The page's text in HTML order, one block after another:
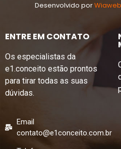
Desenvolvido por
ENTRE EM CONTATO
Os especialistas da
e1.conceito estão prontos
para tirar todas as suas
dúvidas.
Email
contato@e1conceito.com.br